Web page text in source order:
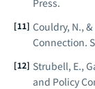
Press.
Couldry, N.,
Connection.
Strubell, E.,
and Policy